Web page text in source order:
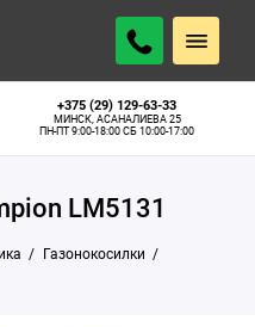
+375 (29) 129-63-33
МИНСК, АСАНАЛИЕВА 25
ПН-ПТ 9:00-18:00 СБ 10:00-17:00
LM5131
Газонокосилки
ПОДОБРАТЬ АНАЛОГ